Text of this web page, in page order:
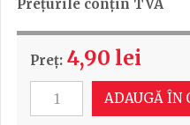
Prețurile conțin TVA
Preț: 4,90 lei
ADAUGĂ ÎN